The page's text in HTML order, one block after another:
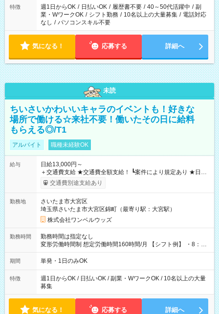
特徴 週1日からOK / 日払いOK / 履歴書不要 / 40～50代活躍中 / 副
業・WワークOK / シフト勤務 / 10名以上の大量募集 / 電話対応
なし / パソコンスキル不要
気になる！ 応募する 詳細へ
未読
ちいさいかわいいキャラのイベントも！好きな
場所で働ける☆来社不要！働いたその日に給料
もらえる◎/T1
アルバイト 職種未経験OK
給与
日給13,000円～
＋交通費支給 ★交通費全額支給！ ┗案件により規定あり ★日払
いOK！（規定あり） ┗働いたその日に現金GET♪ お仕事後はコ
ンビニATMから 日払い分を引き落とせます！ 【試用期間】試
交通費別途支給あり
勤務地
さいたま市大宮区
埼玉県さいたま市大宮区錦町（最寄り駅：大宮駅）
株式会社ワンベルウッズ
勤務時間
勤務時間は指定なし
変形労働時間制 想定労働時間160時間/月 【シフト例】 ・8：00
～21：00
期間 単発・1日のみOK
特徴
週1日からOK / 日払いOK / 副業・WワークOK / 10名以上の大量
募集
気になる！ 応募する 詳細へ